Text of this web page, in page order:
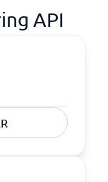
API